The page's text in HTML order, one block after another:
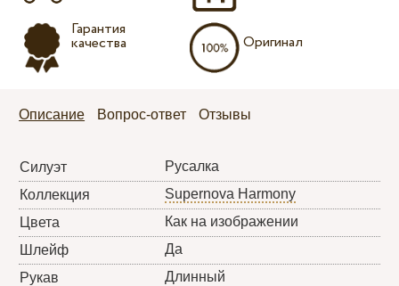
Гарантия
качества Оригинал
Описание Вопрос-ответ Отзывы
Силуэт
Русалка
Коллекция
Supernova Harmony
Цвета
Как на изображении
Шлейф
Да
Рукав
Длинный